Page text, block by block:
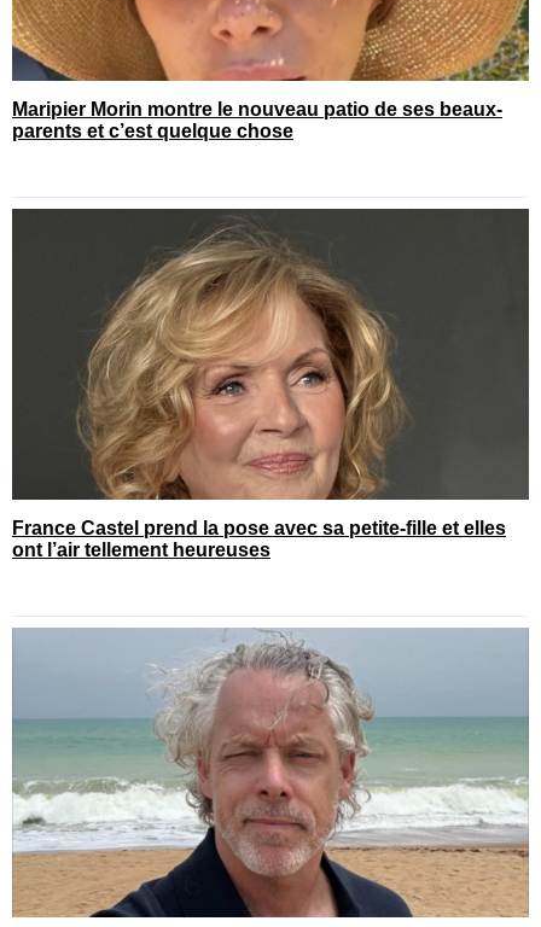
Maripier Morin montre le nouveau patio de ses beaux-
parents et c’est quelque chose
France Castel prend la pose avec sa petite-fille et elles
ont l’air tellement heureuses